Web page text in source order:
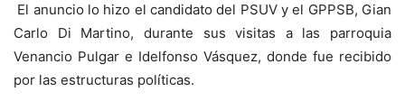
El anuncio lo hizo el candidato del PSUV y el GPPSB, Gian
Carlo Di Martino, durante sus visitas a las parroquia
Venancio Pulgar e Idelfonso Vásquez, donde fue recibido
por las estructuras políticas.